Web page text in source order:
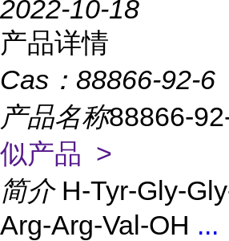
2022-10-18
产品详情
Cas： 88866-92-6
产品名称88866-
似产品 >
简介 H-Tyr-Gly-
Arg-Arg-Val-OH ...